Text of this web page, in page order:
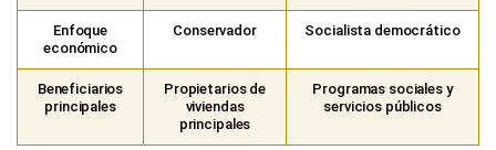
Enfoque
económico
Conservador Socialista democrático
Beneficiarios
principales
Propietarios de
viviendas
principales
Programas sociales y
servicios públicos